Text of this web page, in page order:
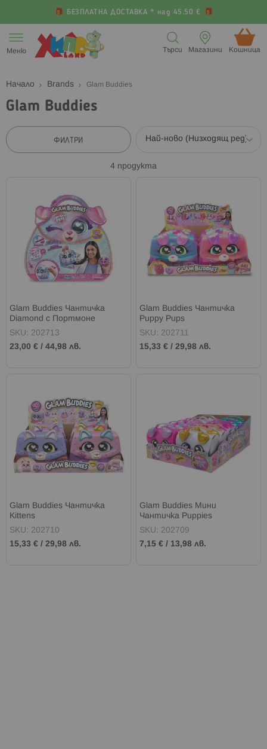
БЕЗПЛАТНА ДОСТАВКА * над 45.50 €
към
съдържанието
Меню Кошница (
Магазини
Търси
Начало Brands Glam Buddies
Glam Buddies
ФИЛТРИ
4 продукта
Glam Buddies Чантичка
Diamond с Портмоне
SKU: 202713
23,00 € / 44,98 лв.
Glam Buddies Чантичка
Puppy Pups
SKU: 202711
15,33 € /29,98 лв.
Glam Buddies Чантичка
Kittens
SKU: 202710
15,33 € / 29,98 лв.
Glam Buddies Мини
Чантичка Puppies
SKU: 202709
7,15 € / 13,98 лв.